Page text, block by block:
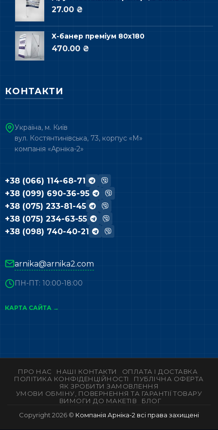
27.00 ₴
Х-банер преміум 80х180
470.00 ₴
КОНТАКТИ
Україна, м. Київ
вул. Костянтинівська, 73, корпус «М»
компанія «Арніка-2»
+38 (066) 114-68-71
+38 (099) 690-36-95
+38 (075) 233-81-45
+38 (075) 234-63-55
+38 (098) 740-40-21
arnika@arnika2.com
ПН-ПТ: 10:00-18:00
КАРТА САЙТА →
ПРО НАС НАШІ КОНТАКТИ
ОПЛАТА І ДОСТАВКА
ПОЛІТИКА КОНФІДЕНЦІЙНОСТІ
ПУБЛІЧНА ОФЕРТА
ЯК ЗРОБИТИ ЗАМОВЛЕННЯ
УМОВИ ОБМІНУ, ПОВЕРНЕННЯ ТА ГАРАНТІЇ ТОВАРУ
ВИМОГИ ДО МАКЕТІВ
БЛОГ
Copyright 2026 © Компанія Арніка-2 всі права захищені